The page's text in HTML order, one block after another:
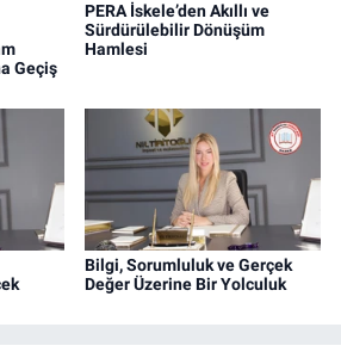
Geçiş
PERA İskele’den Akıllı ve
Sürdürülebilir Dönüşüm
Hamlesi
Bilgi, Sorumluluk ve Gerçek
Değer Üzerine Bir Yolculuk